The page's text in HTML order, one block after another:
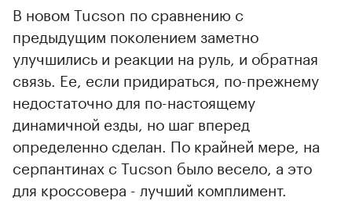
В новом Tucson по сравнению с
предыдущим поколением заметно
улучшились и реакции на руль, и обратная
связь. Ее, если придираться, по-прежнему
недостаточно для по-настоящему
динамичной езды, но шаг вперед
определенно сделан. По крайней мере, на
серпантинах с Tucson было весело, а это
для кроссовера - лучший комплимент.